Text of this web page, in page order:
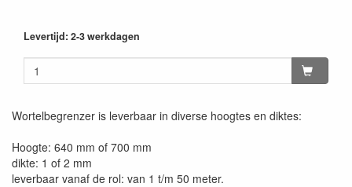
Levertijd: 2-3 werkdagen
Wortelbegrenzer is leverbaar in diverse hoogtes en diktes:
Hoogte: 640 mm of 700 mm
dikte: 1 of 2 mm
leverbaar vanaf de rol: van 1 t/m 50 meter.